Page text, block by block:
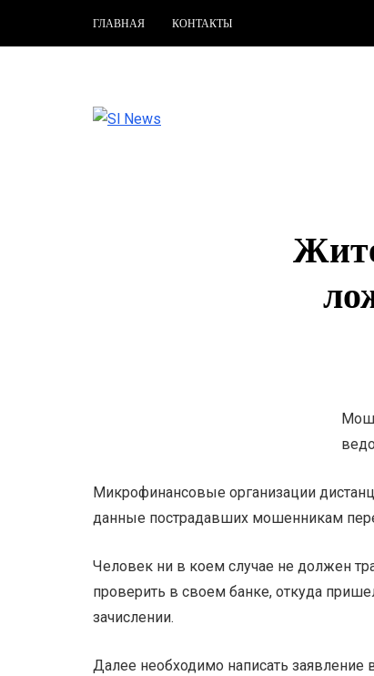
ГЛАВНАЯ КОНТАКТЫ
Микрофинансовые организации
данные пострадавших мошенникам
Человек ни в коем случае не должен
проверить в своем банке, откуда
зачислении.
Далее необходимо написать